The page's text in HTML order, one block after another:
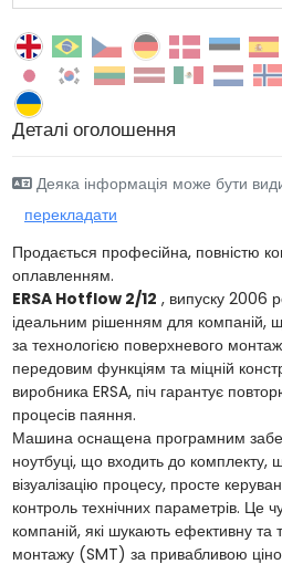
Деталі оголошення
Деяка інформація може бути
перекладати
Продається професійна, повністю
оплавленням.
ERSA Hotflow 2/12 , випуску 2006
ідеальним рішенням для компаній,
за технологією поверхневого
передовим функціям та міцній
виробника ERSA, піч гарантує
процесів паяння.
Машина оснащена програмним
ноутбуці, що входить до комплекту,
візуалізацію процесу, просте
контроль технічних параметрів. Це
компаній, які шукають ефективну та
монтажу (SMT) за привабливою